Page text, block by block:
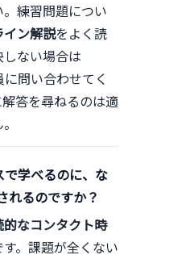
練習問題につい
イン解説をよく読
ない場合は
問い合わせてく
答を尋ねるのは適
学べるのに、な
れるのですか？
的なコンタクト時
。課題が全くない